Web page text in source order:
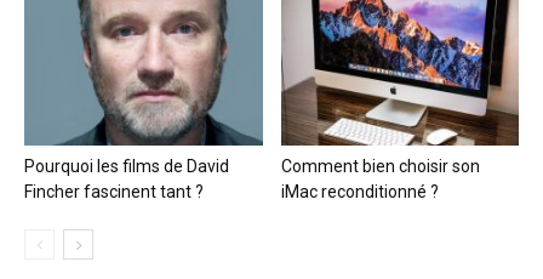
Pourquoi les films de David
Fincher fascinent tant ?
Comment bien choisir son
iMac reconditionné ?